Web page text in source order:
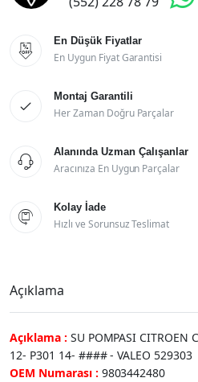

En Düşük Fiyatlar
En Uygun Fiyat Garantisi

Montaj Garantili
Her Zaman Doğru Parçalar

Alanında Uzman Çalışanlar
Aracınıza En Uygun Parçalar

Kolay İade
Hızlı ve Sorunsuz Teslimat
Açıklama
Açıklama : SU POMPASI CITROEN
12- P301 14- #### - VALEO 529303
OEM Numarası : 9803442480